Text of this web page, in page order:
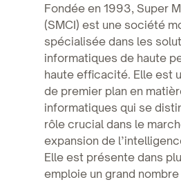
Fondée en 1993, Super
(SMCI) est une société
spécialisée dans les
informatiques de haute
haute efficacité. Elle est
de premier plan en
informatiques qui se
rôle crucial dans le
expansion de
Elle est présente dans
emploie un grand